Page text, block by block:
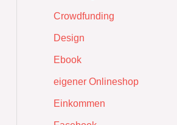
Crowdfunding
Design
Ebook
eigener Onlineshop
Einkommen